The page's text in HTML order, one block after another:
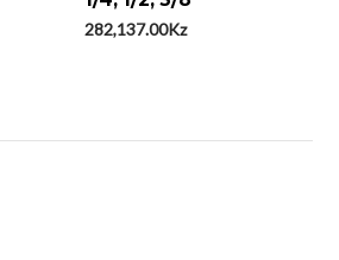
282,137.00Kz